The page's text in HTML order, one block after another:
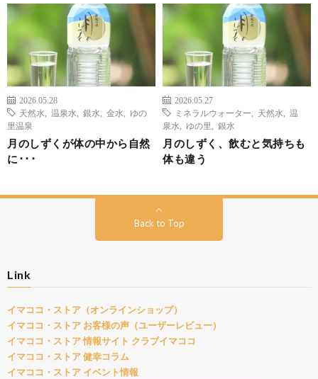
2026.05.28
天然水
温泉水 銀水 金水
ゆの
里温泉
月のしずくが体の中から自然
に･･･
2026.05.27
ミネラルウォーター
天然水
温
泉水
ゆの里 銀水
月のしずく、飲むと気持ちも
体も違う
Back to Top
Link
イマココ・ストア（オンラインショップ）
イマココ・ストア お客様の声（ユーザーレビュー）
イマココ・ストア 情報サイト クラブイマココ
イマココ・ストア 健幸コラム
イマココ・ストア イベント情報